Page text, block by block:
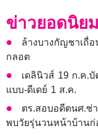
ข่าวยอดนิย
ล้างบางกัญชาเถื่
กลอต
เดลินิวส์ 19 ก.ค.
แบบ-ดีเดย์ 1 ส.ค.
ตร.สอบอดีตนศ.ช่า
พบวัยรุ่นวนหน้าบ้านก่